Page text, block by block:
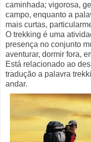
caminhada; vigorosa,
campo, enquanto a
mais curtas,
O trekking é uma
presença no conjunto
aventurar, dormir fora,
Está relacionado ao
tradução a palavra
andar.